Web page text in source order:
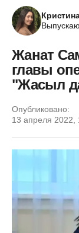
Жанат
главы
"Жасыл
Опубликовано:
13 апреля 2022,